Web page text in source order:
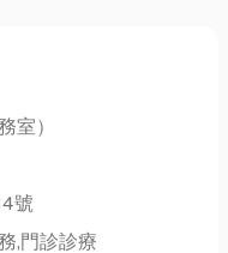
室）
號
,門診診療